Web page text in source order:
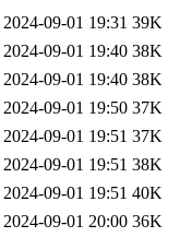
2024-09-01 19:31 39K
2024-09-01 19:40 38K
2024-09-01 19:40 38K
2024-09-01 19:50 37K
2024-09-01 19:51 37K
2024-09-01 19:51 38K
2024-09-01 19:51 40K
2024-09-01 20:00 36K